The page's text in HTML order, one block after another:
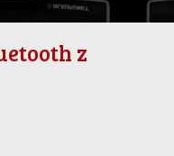
z